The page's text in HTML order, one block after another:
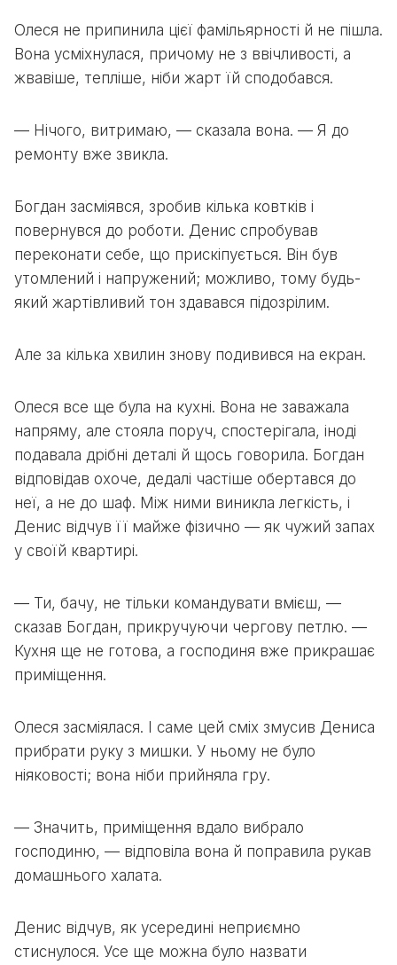
Олеся не припинила цієї фамільярності й не пішла.
Вона усміхнулася, причому не з ввічливості, а
жвавіше, тепліше, ніби жарт їй сподобався.
— Нічого, витримаю, — сказала вона. — Я до
ремонту вже звикла.
Богдан засміявся, зробив кілька ковтків і
повернувся до роботи. Денис спробував
переконати себе, що прискіпується. Він був
утомлений і напружений; можливо, тому будь-
який жартівливий тон здавався підозрілим.
Але за кілька хвилин знову подивився на екран.
Олеся все ще була на кухні. Вона не заважала
напряму, але стояла поруч, спостерігала, іноді
подавала дрібні деталі й щось говорила. Богдан
відповідав охоче, дедалі частіше обертався до
неї, а не до шаф. Між ними виникла легкість, і
Денис відчув її майже фізично — як чужий запах
у своїй квартирі.
— Ти, бачу, не тільки командувати вмієш, —
сказав Богдан, прикручуючи чергову петлю. —
Кухня ще не готова, а господиня вже прикрашає
приміщення.
Олеся засміялася. І саме цей сміх змусив Дениса
прибрати руку з мишки. У ньому не було
ніяковості; вона ніби прийняла гру.
— Значить, приміщення вдало вибрало
господиню, — відповіла вона й поправила рукав
домашнього халата.
Денис відчув, як усередині неприємно
стиснулося. Усе ще можна було назвати